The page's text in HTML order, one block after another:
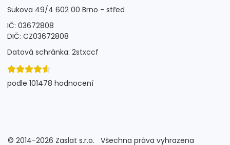
Sukova 49/4 602 00 Brno - střed
IČ: 03672808
DIČ: CZ03672808
Datová schránka: 2stxccf
podle 101478 hodnocení
© 2014-2026 Zaslat s.r.o. Všechna práva vyhrazena